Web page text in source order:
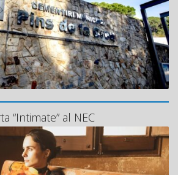
“Intimate” al NEC